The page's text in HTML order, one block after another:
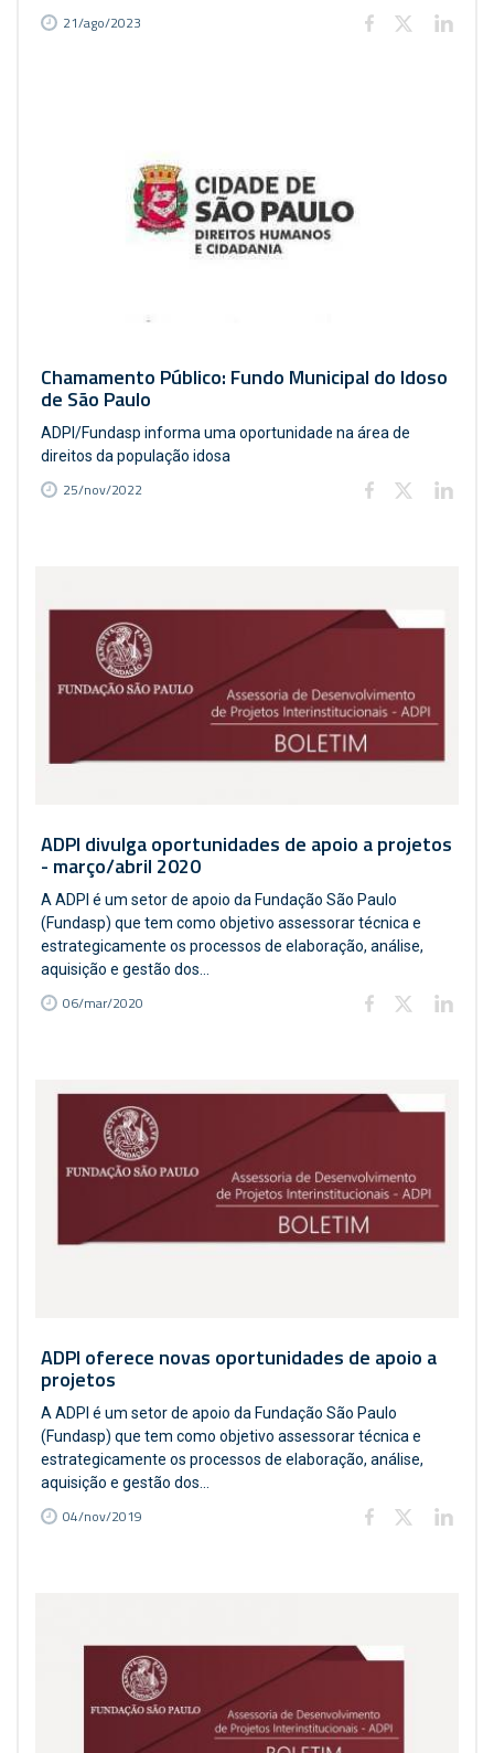
21/ago/2023
Chamamento Público: Fundo Municipal do Idoso
de São Paulo
ADPI/Fundasp informa uma oportunidade na área de
direitos da população idosa
25/nov/2022
ADPI divulga oportunidades de apoio a projetos
- março/abril 2020
A ADPI é um setor de apoio da Fundação São Paulo
(Fundasp) que tem como objetivo assessorar técnica e
estrategicamente os processos de elaboração, análise,
aquisição e gestão dos...
06/mar/2020
ADPI oferece novas oportunidades de apoio a
projetos
A ADPI é um setor de apoio da Fundação São Paulo
(Fundasp) que tem como objetivo assessorar técnica e
estrategicamente os processos de elaboração, análise,
aquisição e gestão dos...
04/nov/2019